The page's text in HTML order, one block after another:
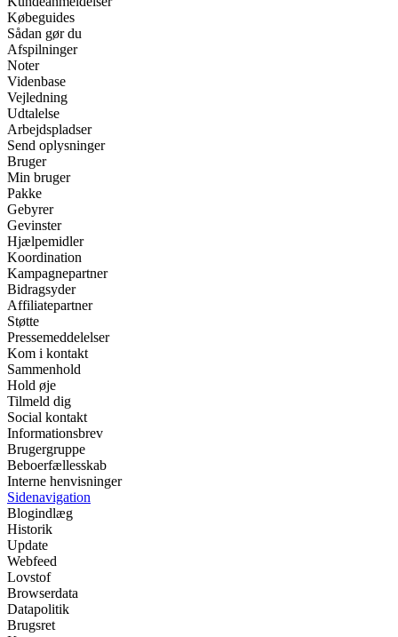
Købeguides
Sådan gør du
Afspilninger
Noter
Videnbase
Vejledning
Udtalelse
Arbejdspladser
Send oplysninger
Bruger
Min bruger
Pakke
Gebyrer
Gevinster
Hjælpemidler
Koordination
Kampagnepartner
Bidragsyder
Affiliatepartner
Støtte
Pressemeddelelser
Kom i kontakt
Sammenhold
Hold øje
Tilmeld dig
Social kontakt
Informationsbrev
Brugergruppe
Beboerfællesskab
Interne henvisninger
Sidenavigation
Blogindlæg
Historik
Update
Webfeed
Lovstof
Browserdata
Datapolitik
Brugsret